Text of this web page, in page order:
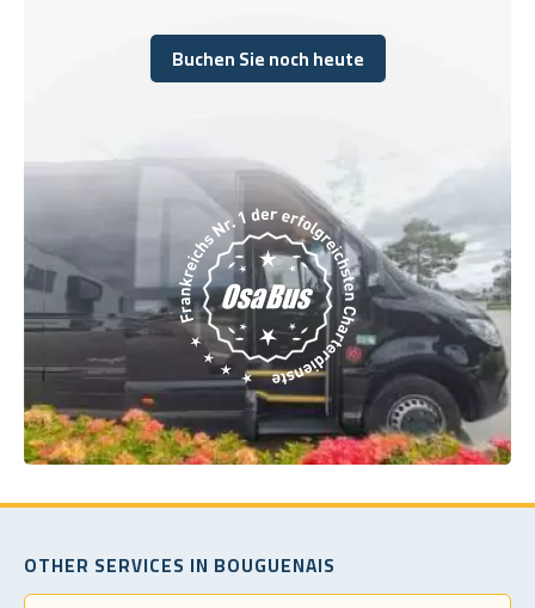
Buchen Sie noch heute
Buchen Sie noch heute
OTHER SERVICES IN BOUGUENAIS